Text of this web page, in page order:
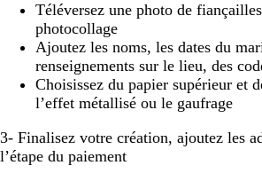
Téléversez une photo de
photocollage
Ajoutez les noms, les dates du
renseignements sur le lieu, des
Choisissez du papier supérieur et
l’effet métallisé ou le gaufrage
3- Finalisez votre création, ajoutez les
l’étape du paiement